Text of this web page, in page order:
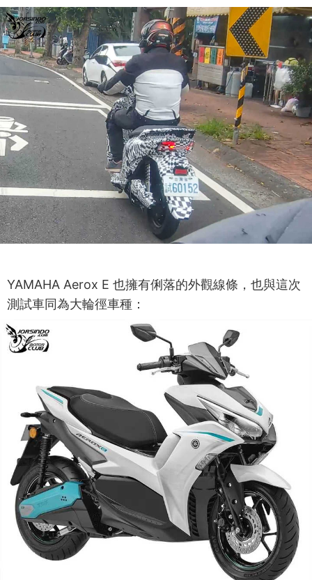
YAMAHA Aerox E 也擁有俐落的外觀線條，也與這次
測試車同為大輪徑車種：